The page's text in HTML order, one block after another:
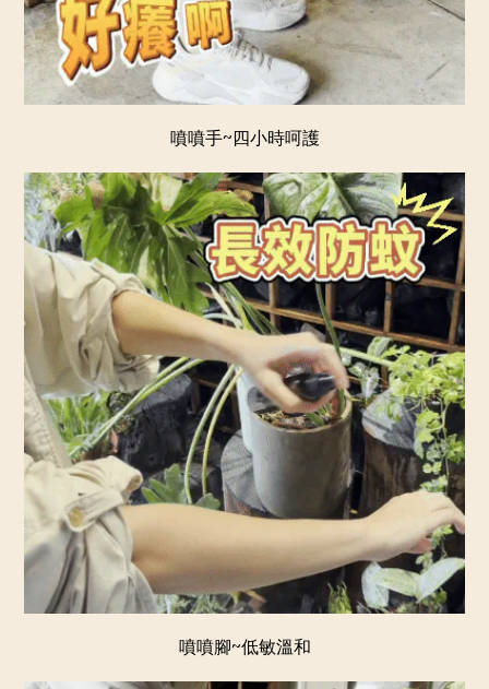
噴噴手~四小時呵護
噴噴腳~低敏溫和